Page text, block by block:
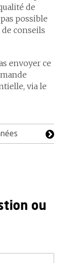
de
possible
conseils
envoyer ce
via le
ou